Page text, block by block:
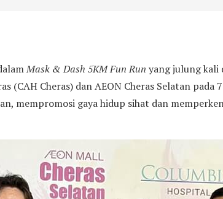
Mask & Dash 5KM Fun Run yang julung kali
(CAH Cheras) dan AEON Cheras Selatan pada
mempromosi gaya hidup sihat dan